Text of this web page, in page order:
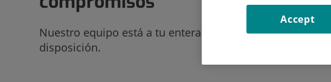
Nuestro equipo está a tu entera
disposición.
Accept